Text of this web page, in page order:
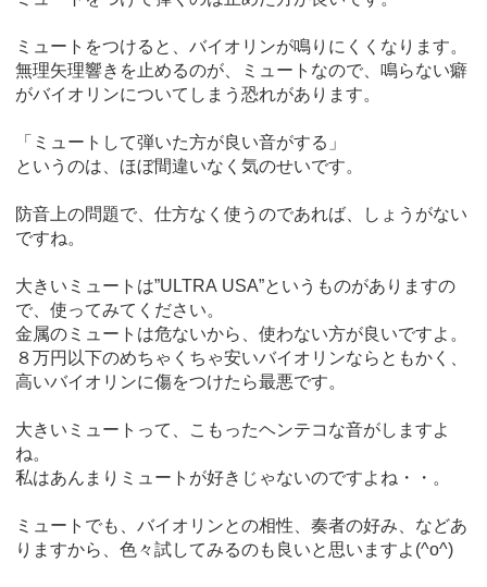
ミュートをつけると、バイオリンが鳴りにくくなります。
無理矢理響きを止めるのが、ミュートなので、鳴らない癖
がバイオリンについてしまう恐れがあります。
「ミュートして弾いた方が良い音がする」
というのは、ほぼ間違いなく気のせいです。
防音上の問題で、仕方なく使うのであれば、しょうがない
ですね。
大きいミュートは”ULTRA USA”というものがありますの
で、使ってみてください。
金属のミュートは危ないから、使わない方が良いですよ。
８万円以下のめちゃくちゃ安いバイオリンならともかく、
高いバイオリンに傷をつけたら最悪です。
大きいミュートって、こもったヘンテコな音がしますよ
ね。
私はあんまりミュートが好きじゃないのですよね・・。
ミュートでも、バイオリンとの相性、奏者の好み、などあ
りますから、色々試してみるのも良いと思いますよ(^o^)